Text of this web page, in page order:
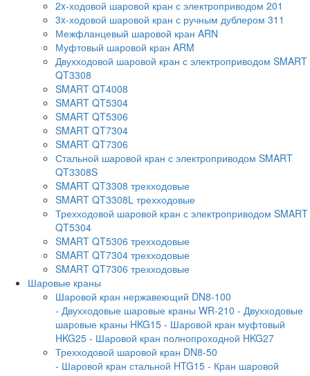
2x-ходовой шаровой кран с электроприводом 201
3x-ходовой шаровой кран с ручным дублером 311
Межфланцевый шаровой кран ARN
Муфтовый шаровой кран ARM
Двухходовой шаровой кран с электроприводом SMART
QT3308
SMART QT4008
SMART QT5304
SMART QT5306
SMART QT7304
SMART QT7306
Стальной шаровой кран с электроприводом SMART
QT3308S
SMART QT3308 трехходовые
SMART QT3308L трехходовые
Трехходовой шаровой кран с электроприводом SMART
QT5304
SMART QT5306 трехходовые
SMART QT7304 трехходовые
SMART QT7306 трехходовые
Шаровые краны
Шаровой кран нержавеющий DN8-100
- Двухходовые шаровые краны WR-210 - Двухходовые
шаровые краны HKG15 - Шаровой кран муфтовый
HKG25 - Шаровой кран полнопроходной HKG27
Трехходовой шаровой кран DN8-50
- Шаровой кран стальной HTG15 - Кран шаровой